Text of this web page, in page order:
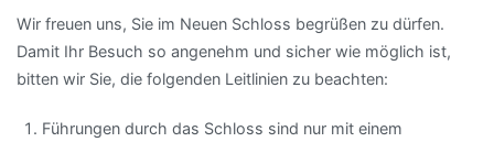
Wir freuen uns, Sie im Neuen Schloss begrüßen zu dürfen.
Damit Ihr Besuch so angenehm und sicher wie möglich ist,
bitten wir Sie, die folgenden Leitlinien zu beachten:
Führungen durch das Schloss sind nur mit einem